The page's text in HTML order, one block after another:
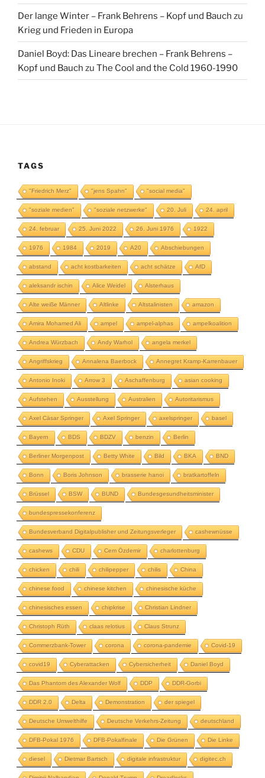
Der lange Winter – Frank Behrens – Kopf und Bauch zu
Krieg und Frieden in Europa
Daniel Boyd: Das Lineare brechen – Frank Behrens –
Kopf und Bauch zu The Cool and the Cold 1960-1990
TAGS
"Friedrich Merz" "jens Spahn" "social media"
"soziale medien" "soziale netzwerke" 20. Juli 24. april
24. februar 25. Juni 2022 26. Juni 1976 1922
1976 1984 2019 A20 Abschiebungen
abstand acht kostbarkeiten acht schätze AfD
aleksandr ischin Alice Weidel Alsterhaus
Alte weiße Männer Altlinke Altstalinisten amazon
Amira Mohamed Ali ampel ampel-alphas ampelkoalition
Andrea Würzbach Andy Warhol angela merkel
Angriffskrieg Annalena Baerbock Annegret Kramp-Karrenbauer
Antonio Inoki Arrow 3 Aschaffenburg asian cooking
Aufstehen Ausstellung Australien Autoritarismus
Axel Cäsar Springer Axel Springer axelspringer basel
Bayern BDS BDZV benzin Berlin
Berliner Morgenpost Betty White Bild BKA BND
Bonn Boris Johnson brasserie hanoi bratkartoffeln
Brüssel BSW BUND Bundesgesundheitsminister
bundespressekonferenz
Bundesverband Digitalpublisher und Zeitungsverleger cashewnüsse
cashews CDU Cem Özdemir charlottenburg
chicken chili chilipepper chilis China
chinese food chinese kitchen chinesische küche
chinesisches essen chipkrise Christian Lindner
Christoph Rüth claas relotius Claus Strunz
Commerzbank-Tower corona corona-pandemie Covid-19
covid19 Cyberattacken Cybersicherheit Daniel Boyd
Das Phantom des Alexander Wolf DDP DDR-Gorbi
DDR 2.0 Delta Demonstration der spiegel
Deutsche Umwelthilfe Deutsche Verkehrs-Zeitung deutschland
DFB-Pokal 1976 DFB-Pokalfinale Die Grünen Die Linke
diesel Dietmar Bartsch digitale infrastruktur digitec.ch